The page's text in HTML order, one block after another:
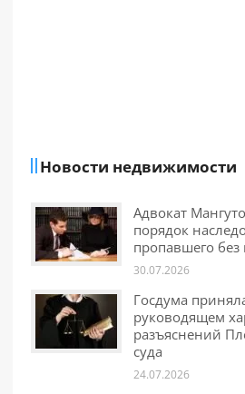
Новости недвижимости
Адвокат
порядок
пропавшего без
30.07.2026
Госдума
руководящем
разъяснений
суда
24.07.2026